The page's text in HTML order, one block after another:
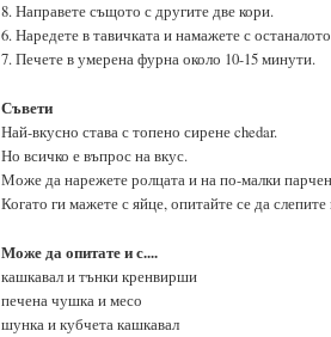
8. Направете същото с другите две кори.
6. Наредете в тавичката и намажете с
7. Печете в умерена фурна около 10-15 минути.
Съвети
Най-вкусно става с топено сирене chedar.
Но всичко е въпрос на вкус.
Може да нарежете ролцата и на по-малки
Когато ги мажете с яйце, опитайте се да
Може да опитате и с....
кашкавал и тънки кренвирши
печена чушка и месо
шунка и кубчета кашкавал